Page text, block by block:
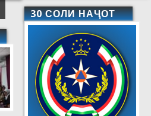
30 СОЛИ НАҶОТ